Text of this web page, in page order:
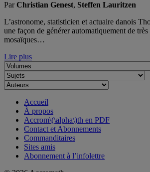
ParChristian Genest, Steffen Lauritzen
L’astronome, statisticien et actuaire danois
une façon de générer automatiquement de
mosaïques…
Lire plus
Accueil
À propos
Accrom\(\alpha\)th en PDF
Contact et Abonnements
Commanditaires
Sites amis
Abonnement à l’infolettre